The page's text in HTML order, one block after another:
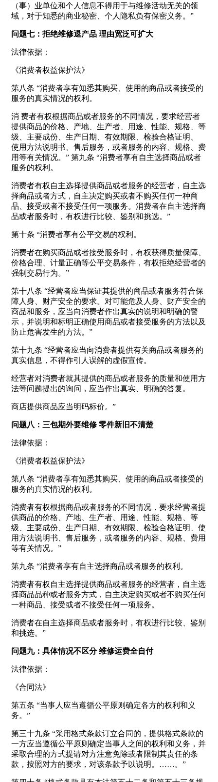
（事）业单位和个人信息不得用于与维修活动无关的领
域，对于知悉的商业秘密、个人隐私负有保密义务。”
问题七：拒绝维修退产品 理由宽泛可扩大
法律依据：
《消费者权益保护法》
第八条 “消费者享有知悉其购买、使用的商品或者接受的
服务的真实情况的权利。
消 费者有权根据商品或者服务的不同情况，要求经营者
提供商品的价格、产地、生产者、用途、性能、规格、等
级、主要成份、生产日期、有效期限、检验合格证明、
使用方法说明书、售后服务，或者服务的内容、规格、费
用等有关情况。” 第九条 “消费者享有自主选择商品或者
服务的权利。
消费者有权自主选择提供商品或者服务的经营者，自主选
择商品或者方式，自主决定购买或者不购买任何一种商
品、接受或者不接受任何一项服务。消费者在自主选择商
品或者服务时，有权进行比较、鉴别和挑选。”
第十条 “消费者享有公平交易的权利。
消费者在购买商品或者接受服务时，有权获得质量保障、
价格合理、计量正确等公平交易条件，有权拒绝经营者的
强制交易行为。”
第十八条 “经营者应当保证其提供的商品或者服务符合保
障人身、财产安全的要求。对可能危及人身、财产安全的
商品和服务，应当向消费者作出真实的说明和明确的警
示，并说明和标明正确使用商品或者接受服务的方法以及
防止危害发生的方法。”
第十九条 “经营者应当向消费者提供有关商品或者服务的
真实信息，不得作引人误解的虚假宣传。
经营者对消费者就其提供的商品或者服务的质量和使用方
法等问题提出的询问，应当作出真实、明确的答复。
商店提供商品应当明码标价。”
问题八：三包期外要维修 零件新旧不清楚
法律依据：
《消费者权益保护法》
第八条 “消费者享有知悉其购买、使用的商品或者接受的
服务的真实情况的权利。
消费者有权根据商品或者服务的不同情况，要求经营者提
供商品的价格、产地、生产者、用途、性能、规格、等
级、主要成份、生产日期、有效期限、检验合格证明、使
用方法说明书、售后服务，或者服务的内容、规格、费用
等有关情况。”
第九条 “消费者享有自主选择商品或者服务的权利。
消费者有权自主选择提供商品或者服务的经营者，自主选
择商品品种或者服务方式，自主决定购买或者不购买任何
一种商品、接受或者不接受任何一项服务。
消费者在自主选择商品或者服务时，有权进行比较、鉴别
和挑选。”
问题九：具体情况不区分 维修运费全自付
法律依据：
《合同法》
第五条 “当事人应当遵循公平原则确定各方的权利和义
务。”
第三十九条 “采用格式条款订立合同的，提供格式条款的
一方应当遵循公平原则确定当事人之间的权利和义务，并
采取合理的方式提请对方注意免除或者限制其责任的条
款，按照对方的要求，对该条款予以说明。……。”